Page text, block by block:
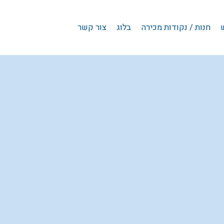
חנות / נקודות מכירה בלוג צור קשר